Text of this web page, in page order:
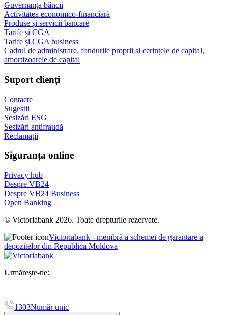
Guvernanța băncii
Activitatea economico-financiară
Produse și servicii bancare
Tarife și CGA
Tarife și CGA business
Cadrul de administrare, fondurile proprii și cerințele de capital,
amortizoarele de capital
Suport clienți
Contacte
Sugestii
Sesizări ESG
Sesizări antifraudă
Reclamații
Siguranța online
Privacy hub
Despre VB24
Despre VB24 Business
Open Banking
© Victoriabank 2026. Toate drepturile rezervate.
Victoriabank - membră a schemei de garantare a
depozitelor din Republica Moldova
Urmărește-ne:
1303Număr unic